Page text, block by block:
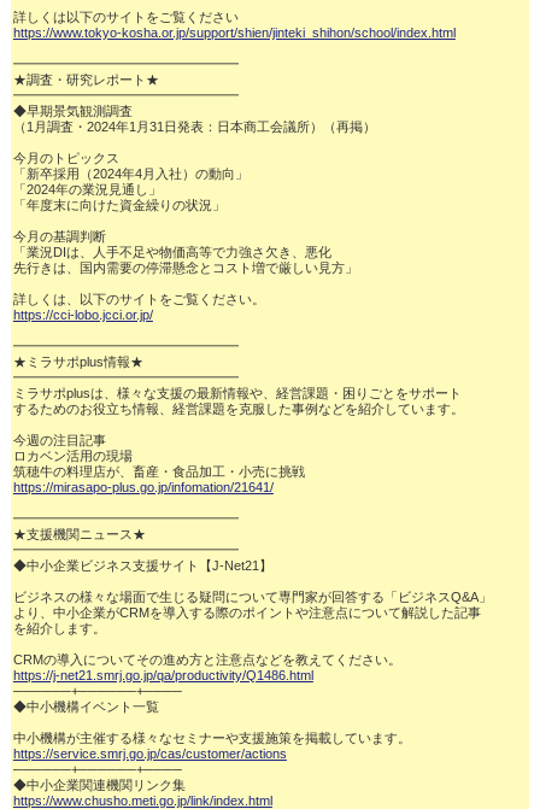
詳しくは以下のサイトをご覧ください
https://www.tokyo-kosha.or.jp/support/shien/jinteki_shihon/school/index.html
━━━━━━━━━━━━━━━━━
★調査・研究レポート★
━━━━━━━━━━━━━━━━━
◆早期景気観測調査
（1月調査・2024年1月31日発表：日本商工会議所）（再掲）
今月のトピックス
「新卒採用（2024年4月入社）の動向」
「2024年の業況見通し」
「年度末に向けた資金繰りの状況」
今月の基調判断
「業況DIは、人手不足や物価高等で力強さ欠き、悪化
先行きは、国内需要の停滞懸念とコスト増で厳しい見方」
https://cci-lobo.jcci.or.jp/
━━━━━━━━━━━━━━━━━
★ミラサポplus情報★
━━━━━━━━━━━━━━━━━
ミラサポplusは、様々な支援の最新情報や、経営課題・困りごとをサポート
するためのお役立ち情報、経営課題を克服した事例などを紹介しています。
今週の注目記事
ロカベン活用の現場
筑穂牛の料理店が、畜産・食品加工・小売に挑戦
https://mirasapo-plus.go.jp/infomation/21641/
━━━━━━━━━━━━━━━━━
★支援機関ニュース★
━━━━━━━━━━━━━━━━━
◆中小企業ビジネス支援サイト【J-Net21】
ビジネスの様々な場面で生じる疑問について専門家が回答する「ビジネスQ&A」
より、中小企業がCRMを導入する際のポイントや注意点について解説した記事
を紹介します。
https://j-net21.smrj.go.jp/qa/productivity/Q1486.html
──────+──────+────
◆中小機構イベント一覧
https://service.smrj.go.jp/cas/customer/actions
──────+──────+────
◆中小企業関連機関リンク集
https://www.chusho.meti.go.jp/link/index.html